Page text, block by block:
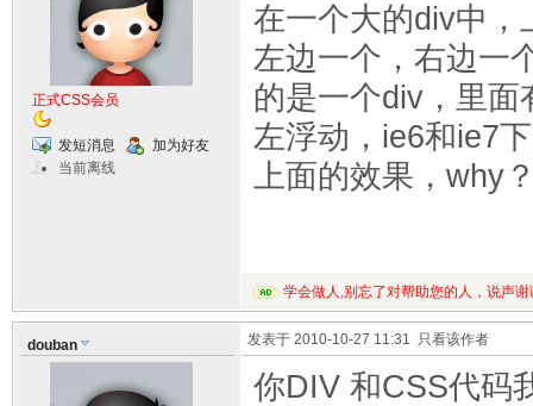
正式CSS会员
发短消息
加为好友
当前离线
在一个大的div中，
左边一个，右边一
的是一个div，里
左浮动，ie6和ie7
上面的效果，why
学会做人,别忘了对帮助您的人，说声谢
douban 发表于 2010-10-27 11:31 只看该作者
你DIV 和CSS代码